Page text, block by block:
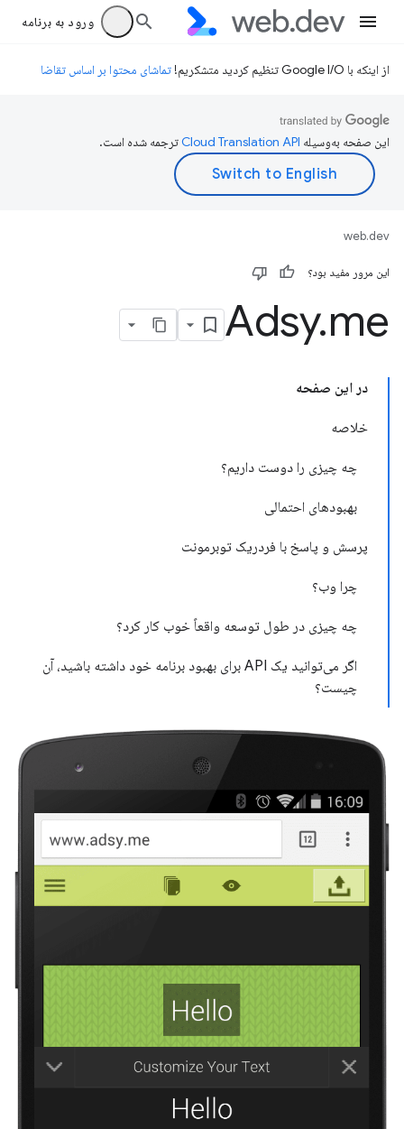
ورود به برنامه
از اینکه با Google I/O تنظیم کردید متشکریم! تماشای محتوا بر اساس تقاضا
این صفحه به‌وسیله ترجمه شده است.
web.dev
این مرور مفید بود؟
Adsy.me
در این صفحه
خلاصه
چه چیزی را دوست داریم؟
بهبودهای احتمالی
پرسش و پاسخ با فردریک توبرمونت
چرا وب؟
چه چیزی در طول توسعه واقعاً خوب کار کرد؟
اگر می‌توانید یک API برای بهبود برنامه خود داشته باشید، آن
چیست؟